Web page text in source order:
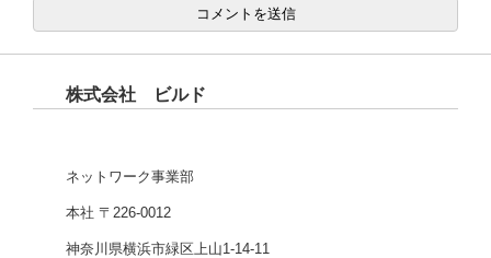
株式会社 ビルド
ネットワーク事業部
本社 〒226-0012
神奈川県横浜市緑区上山1-14-11